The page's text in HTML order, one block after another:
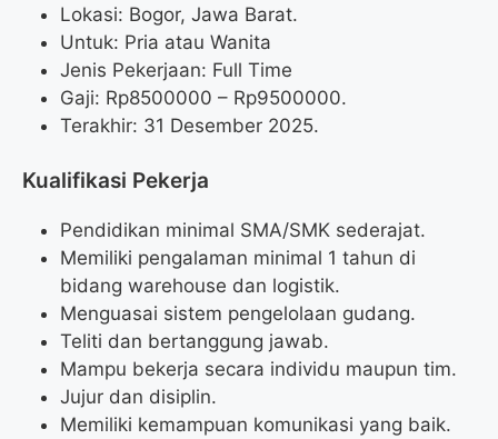
Lokasi: Bogor, Jawa Barat.
Untuk: Pria atau Wanita
Jenis Pekerjaan: Full Time
Gaji: Rp8500000 – Rp9500000.
Terakhir: 31 Desember 2025.
Kualifikasi Pekerja
Pendidikan minimal SMA/SMK sederajat.
Memiliki pengalaman minimal 1 tahun di
bidang warehouse dan logistik.
Menguasai sistem pengelolaan gudang.
Teliti dan bertanggung jawab.
Mampu bekerja secara individu maupun tim.
Jujur dan disiplin.
Memiliki kemampuan komunikasi yang baik.